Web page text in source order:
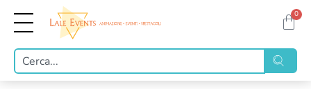
0